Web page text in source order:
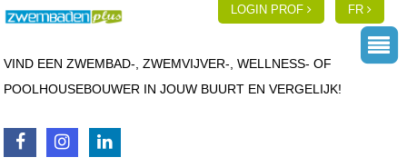
LOGIN PROF FR
VIND EEN ZWEMBAD-, ZWEMVIJVER-, WELLNESS- OF
POOLHOUSEBOUWER IN JOUW BUURT EN VERGELIJK!